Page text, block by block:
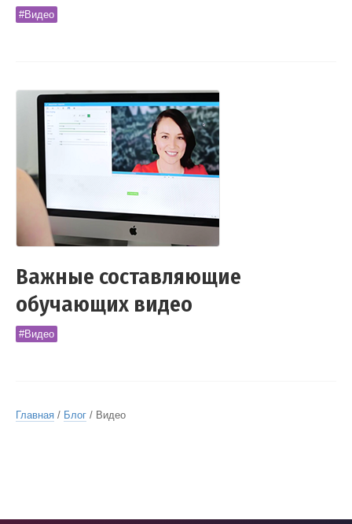
#Видео
Важные составляющие
обучающих видео
#Видео
Главная / Блог / Видео